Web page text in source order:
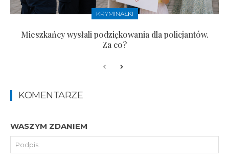
KRYMINAŁKI
Mieszkańcy wysłali podziękowania dla policjantów.
Za co?
KOMENTARZE
WASZYM ZDANIEM